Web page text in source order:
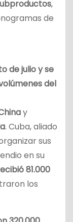
,
de
de julio y se
del
y
. Cuba, aliado
sus
en su
81.000
los